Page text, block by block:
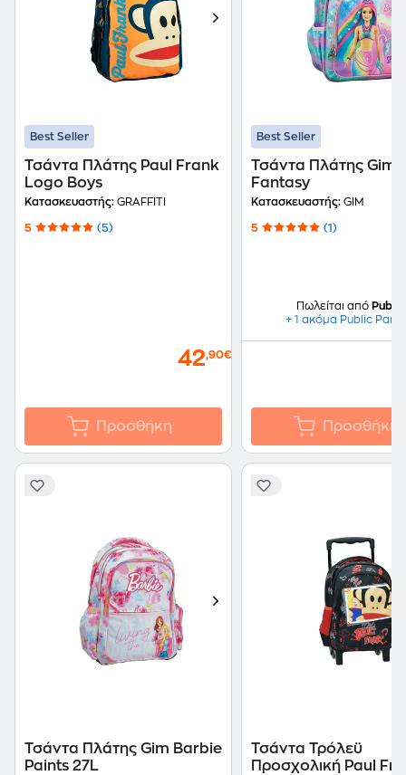
Best Seller
Τσάντα Πλάτης Paul Frank
Logo Boys
Κατασκευαστής: GRAFFITI
5 (5)
42,90€
Προσθήκη
Best Seller
Τσάντα Πλάτης Gim
Fantasy
Κατασκευαστής: GIM
5 (1)
Πωλείται από Public
+ 1 ακόμα Public
Προσθήκη
Τσάντα Πλάτης Gim Barbie
Paints 27L
Τσάντα Τρόλεϋ
Προσχολική Paul